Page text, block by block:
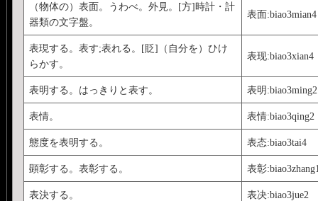
（物体の）表面。うわべ。外見。[方]時計・計
器類の文字盤。
表面:biao3mian4
表現する。表す;表れる。[貶]（自分を）ひけ
らかす。
表现:biao3xian4
表明する。はっきりと表す。 表明:biao3ming2
表情。 表情:biao3qing2
態度を表明する。 表态:biao3tai4
顕彰する。表彰する。 表彰
表決する。 表决:biao3jue2